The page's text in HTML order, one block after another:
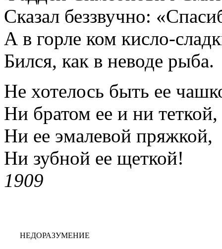
Сказал беззвучно:
А в горле ком кисло-
Бился, как в неводе рыба.
Не хотелось быть ее
Ни братом ее и ни теткой,
Ни ее эмалевой пряжкой,
Ни зубной ее щеткой!
1909
НЕДОРАЗУМЕНИЕ